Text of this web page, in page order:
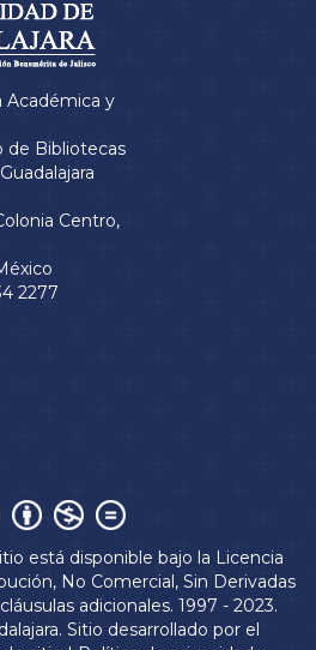
Académica y
de Bibliotecas
Centro,
2277
está disponible bajo la Licencia
No Comercial, Sin Derivadas
adicionales. 1997 - 2023.
Sitio desarrollado por el